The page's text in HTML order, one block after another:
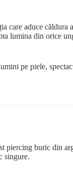
care aduce căldura
lumina din orice
pe piele,
piercing buric din
singure.